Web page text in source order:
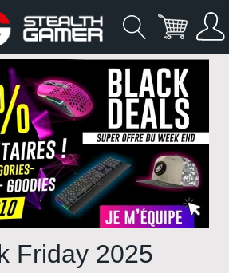
Friday 2025